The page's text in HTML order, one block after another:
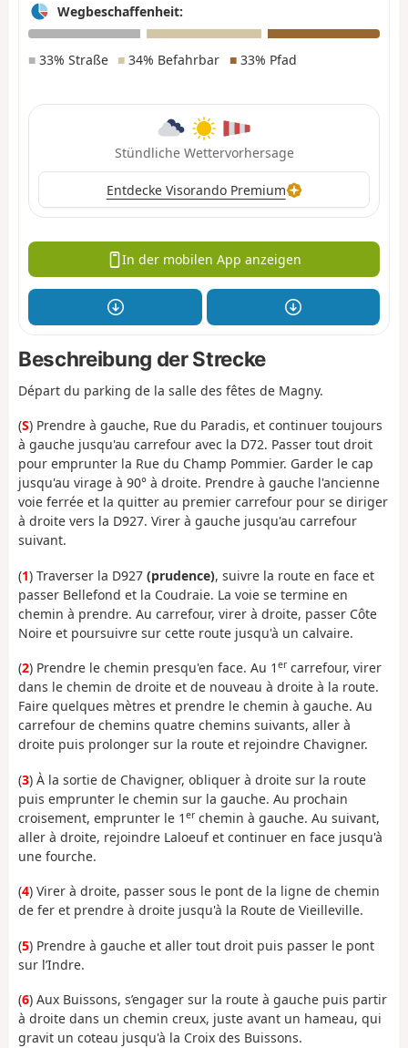
Wegbeschaffenheit:
■ 33% Straße ■ 34% Befahrbar ■33% Pfad
Stündliche Wettervorhersage
Entdecke Visorando Premium
In der mobilen App anzeigen
Beschreibung der Strecke
Départ du parking de la salle des fêtes de Magny.
(S) Prendre à gauche, Rue du Paradis, et continuer toujours
à gauche jusqu'au carrefour avec la D72. Passer tout droit
pour emprunter la Rue du Champ Pommier. Garder le cap
jusqu'au virage à 90° à droite. Prendre à gauche l'ancienne
voie ferrée et la quitter au premier carrefour pour se diriger
à droite vers la D927. Virer à gauche jusqu'au carrefour
suivant.
(1) Traverser la D927 (prudence), suivre la route en face et
passer Bellefond et la Coudraie. La voie se termine en
chemin à prendre. Au carrefour, virer à droite, passer Côte
Noire et poursuivre sur cette route jusqu'à un calvaire.
(2) Prendre le chemin presqu'en face. Au 1 er carrefour, virer
dans le chemin de droite et de nouveau à droite à la route.
Faire quelques mètres et prendre le chemin à gauche. Au
carrefour de chemins quatre chemins suivants, aller à
droite puis prolonger sur la route et rejoindre Chavigner.
(3) À la sortie de Chavigner, obliquer à droite sur la route
puis emprunter le chemin sur la gauche. Au prochain
croisement, emprunter le 1 er chemin à gauche. Au suivant,
aller à droite, rejoindre Laloeuf et continuer en face jusqu'à
une fourche.
(4) Virer à droite, passer sous le pont de la ligne de chemin
de fer et prendre à droite jusqu'à la Route de Vieilleville.
(5) Prendre à gauche et aller tout droit puis passer le pont
sur l’Indre.
(6) Aux Buissons, s’engager sur la route à gauche puis partir
à droite dans un chemin creux, juste avant un hameau, qui
gravit un coteau jusqu'à la Croix des Buissons.